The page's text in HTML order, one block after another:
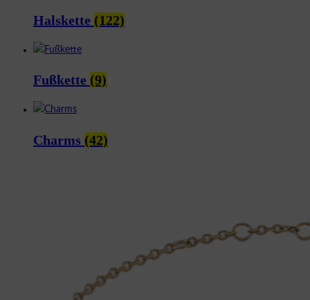
Halskette (122)
Fußkette (9)
Charms (42)